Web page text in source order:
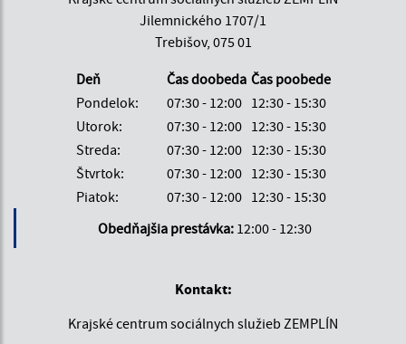
Jilemnického 1707/1
Trebišov, 075 01
Deň Čas doobeda Čas poobede
Pondelok:
07:30 - 12:00 12:30 - 15:30
Utorok:
07:30 - 12:00 12:30 - 15:30
Streda:
07:30 - 12:00 12:30 - 15:30
Štvrtok:
07:30 - 12:00 12:30 - 15:30
Piatok:
07:30 - 12:00 12:30 - 15:30
Obedňajšia prestávka: 12:00 - 12:30
Kontakt:
Krajské centrum sociálnych služieb ZEMPLÍN